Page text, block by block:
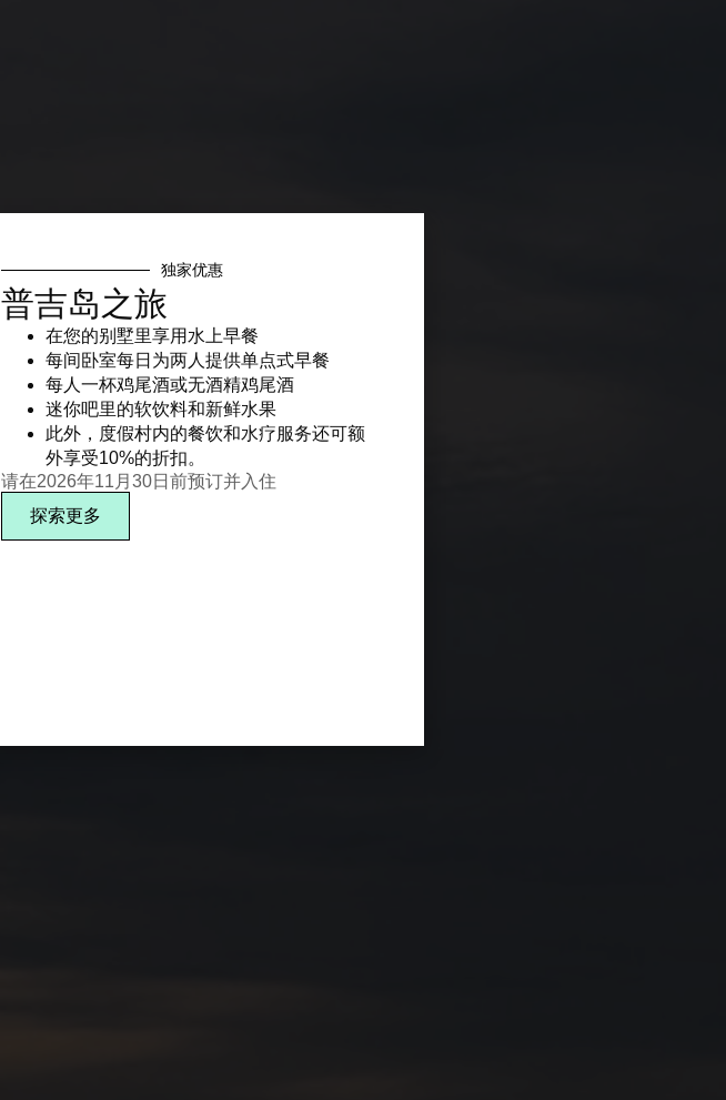
独家优惠
普吉岛之旅
在您的别墅里享用水上早餐
每间卧室每日为两人提供单点式早餐
每人一杯鸡尾酒或无酒精鸡尾酒
迷你吧里的软饮料和新鲜水果
此外，度假村内的餐饮和水疗服务还可额
外享受10%的折扣。
请在2026年11月30日前预订并入住
探索更多